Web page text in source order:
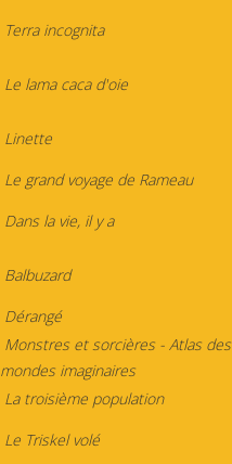
Terra incognita
Le lama caca d'oie
Linette
Le grand voyage de Rameau
Dans la vie, il y a
Balbuzard
Dérangé
Monstres et sorcières - Atlas des
mondes imaginaires
La troisième population
Le Triskel volé